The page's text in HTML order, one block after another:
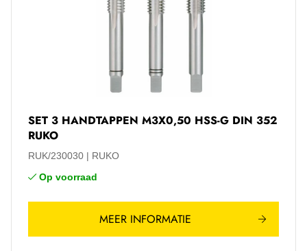
SET 3 HANDTAPPEN M3X0,50 HSS-G DIN 352
RUKO
RUK/230030
RUKO
Op voorraad
MEER INFORMATIE